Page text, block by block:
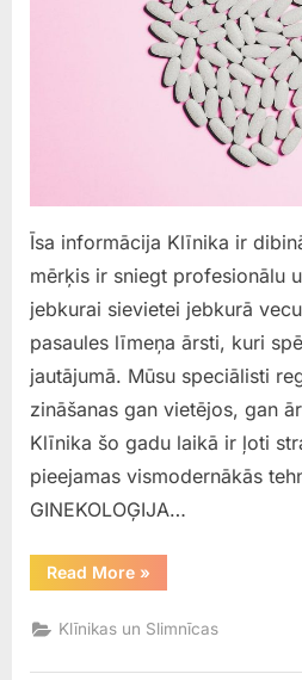
klinika
Īsa informācija Klīnika ir
mērķis ir sniegt profesionālu
jebkurai sievietei jebkurā
pasaules līmeņa ārsti, kuri
jautājumā. Mūsu speciālisti
zināšanas gan vietējos, gan
Klīnika šo gadu laikā ir ļoti
pieejamas vismodernākās
GINEKOLOĢIJA…
Read More““Matules
un
”
Ginekologijas
»
Klīnikas un Slimnīcas